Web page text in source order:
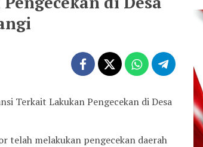
Terkait Lakukan Pengecekan di Desa
telah melakukan pengecekan daerah